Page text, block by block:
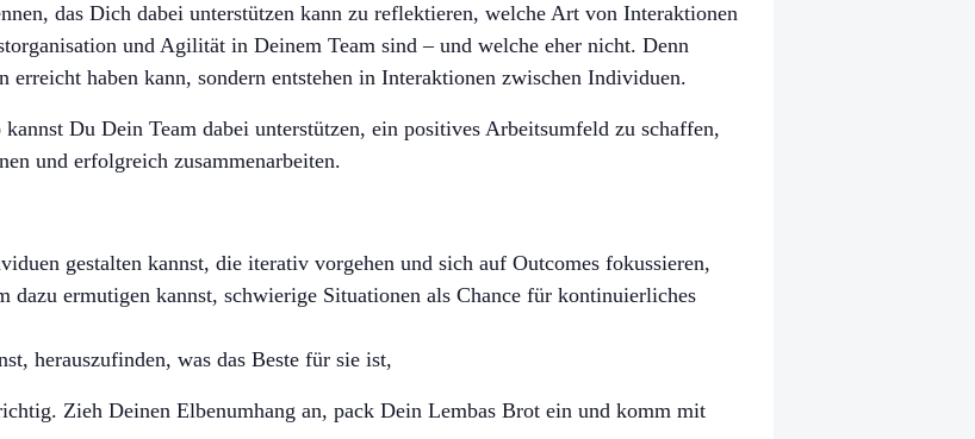
das Dich dabei unterstützen kann zu reflektieren, welche Art von Interaktionen
und Agilität in Deinem Team sind – und welche eher nicht. Denn
erreicht haben kann, sondern entstehen in Interaktionen zwischen Individuen.
Du Dein Team dabei unterstützen, ein positives Arbeitsumfeld zu schaffen,
und erfolgreich zusammenarbeiten.
gestalten kannst, die iterativ vorgehen und sich auf Outcomes fokussieren,
ermutigen kannst, schwierige Situationen als Chance für kontinuierliches
herauszufinden, was das Beste für sie ist,
Zieh Deinen Elbenumhang an, pack Dein Lembas Brot ein und komm mit